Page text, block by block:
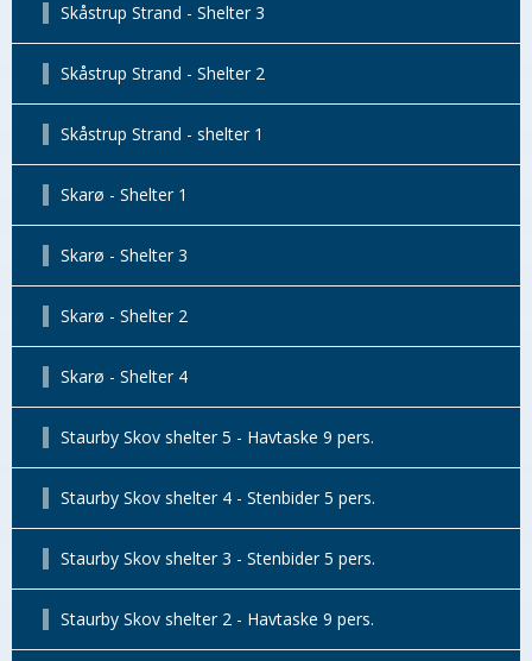
Skåstrup Strand - Shelter 3
Skåstrup Strand - Shelter 2
Skåstrup Strand - shelter 1
Skarø - Shelter 1
Skarø - Shelter 3
Skarø - Shelter 2
Skarø - Shelter 4
Staurby Skov shelter 5 - Havtaske 9 pers.
Staurby Skov shelter 4 - Stenbider 5 pers.
Staurby Skov shelter 3 - Stenbider 5 pers.
Staurby Skov shelter 2 - Havtaske 9 pers.